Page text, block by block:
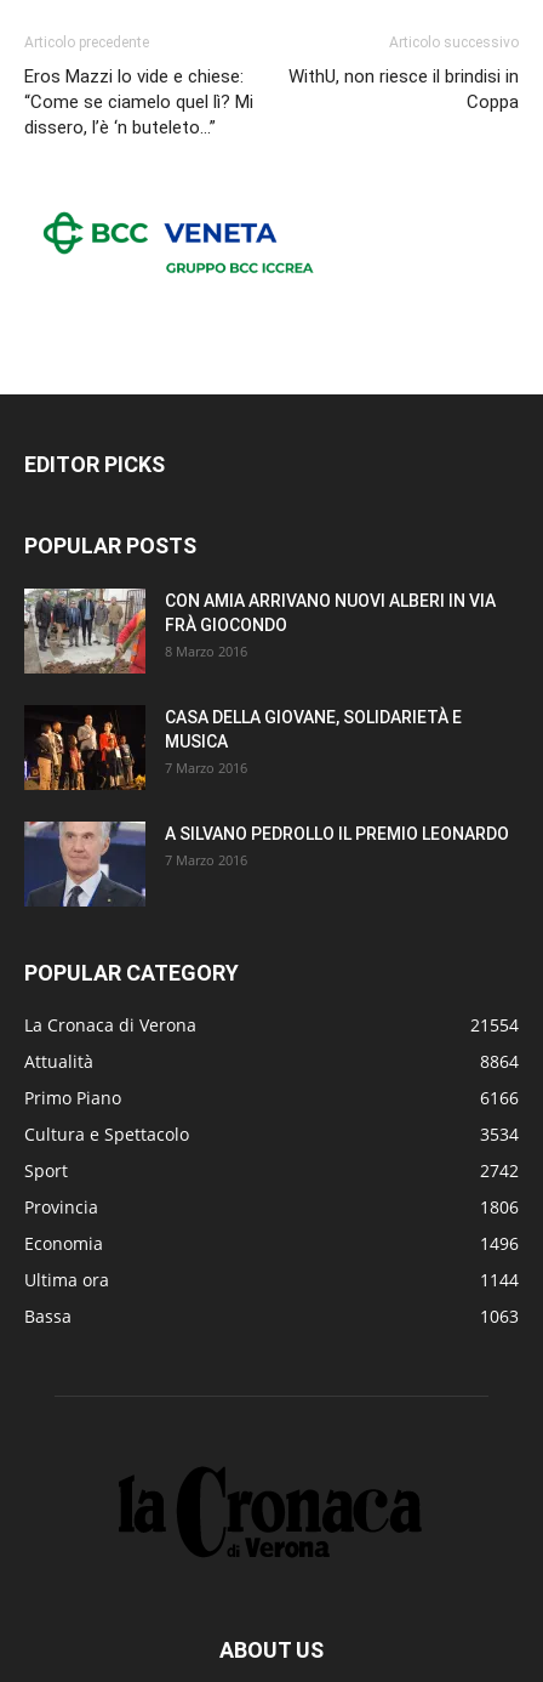
Articolo precedente
Eros Mazzi lo vide e chiese:
“Come se ciamelo quel lì? Mi
dissero, l’è ‘n buteleto…”
Articolo successivo
WithU, non riesce il brindisi in
Coppa
EDITOR PICKS
POPULAR POSTS
CON AMIA ARRIVANO NUOVI ALBERI IN VIA
FRÀ GIOCONDO
8 Marzo 2016
CASA DELLA GIOVANE, SOLIDARIETÀ E
MUSICA
7 Marzo 2016
A SILVANO PEDROLLO IL PREMIO LEONARDO
7 Marzo 2016
POPULAR CATEGORY
La Cronaca di Verona
21554
Attualità
8864
Primo Piano
6166
Cultura e Spettacolo
3534
Sport
2742
Provincia
1806
Economia
1496
Ultima ora
1144
Bassa
1063
ABOUT US